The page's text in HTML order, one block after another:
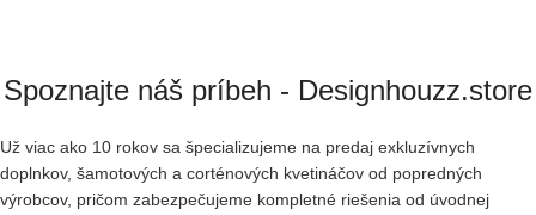
Spoznajte náš príbeh - Designhouzz.store
Už viac ako 10 rokov sa špecializujeme na predaj exkluzívnych
doplnkov, šamotových a corténových kvetináčov od popredných
výrobcov, pričom zabezpečujeme kompletné riešenia od úvodnej